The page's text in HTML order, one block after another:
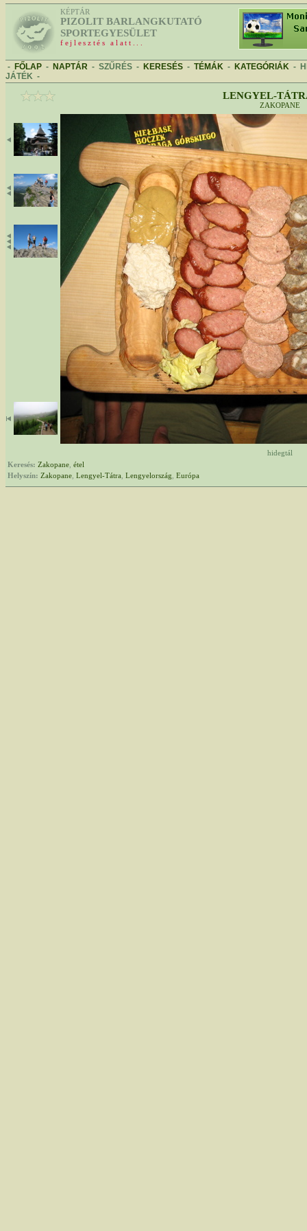
KÉPTÁR
PIZOLIT BARLANGKUTATÓ
SPORTEGYESÜLET
fejlesztés alatt...
- FŐLAP - NAPTÁR - SZŰRÉS - KERESÉS - TÉMÁK - KATEGÓRIÁK -
JÁTÉK -
LENGYEL-
ZAKOPANE
hidegtál
Keresés: Zakopane étel
Helyszín: Zakopane Lengyel-Tátra Lengyelország Európa